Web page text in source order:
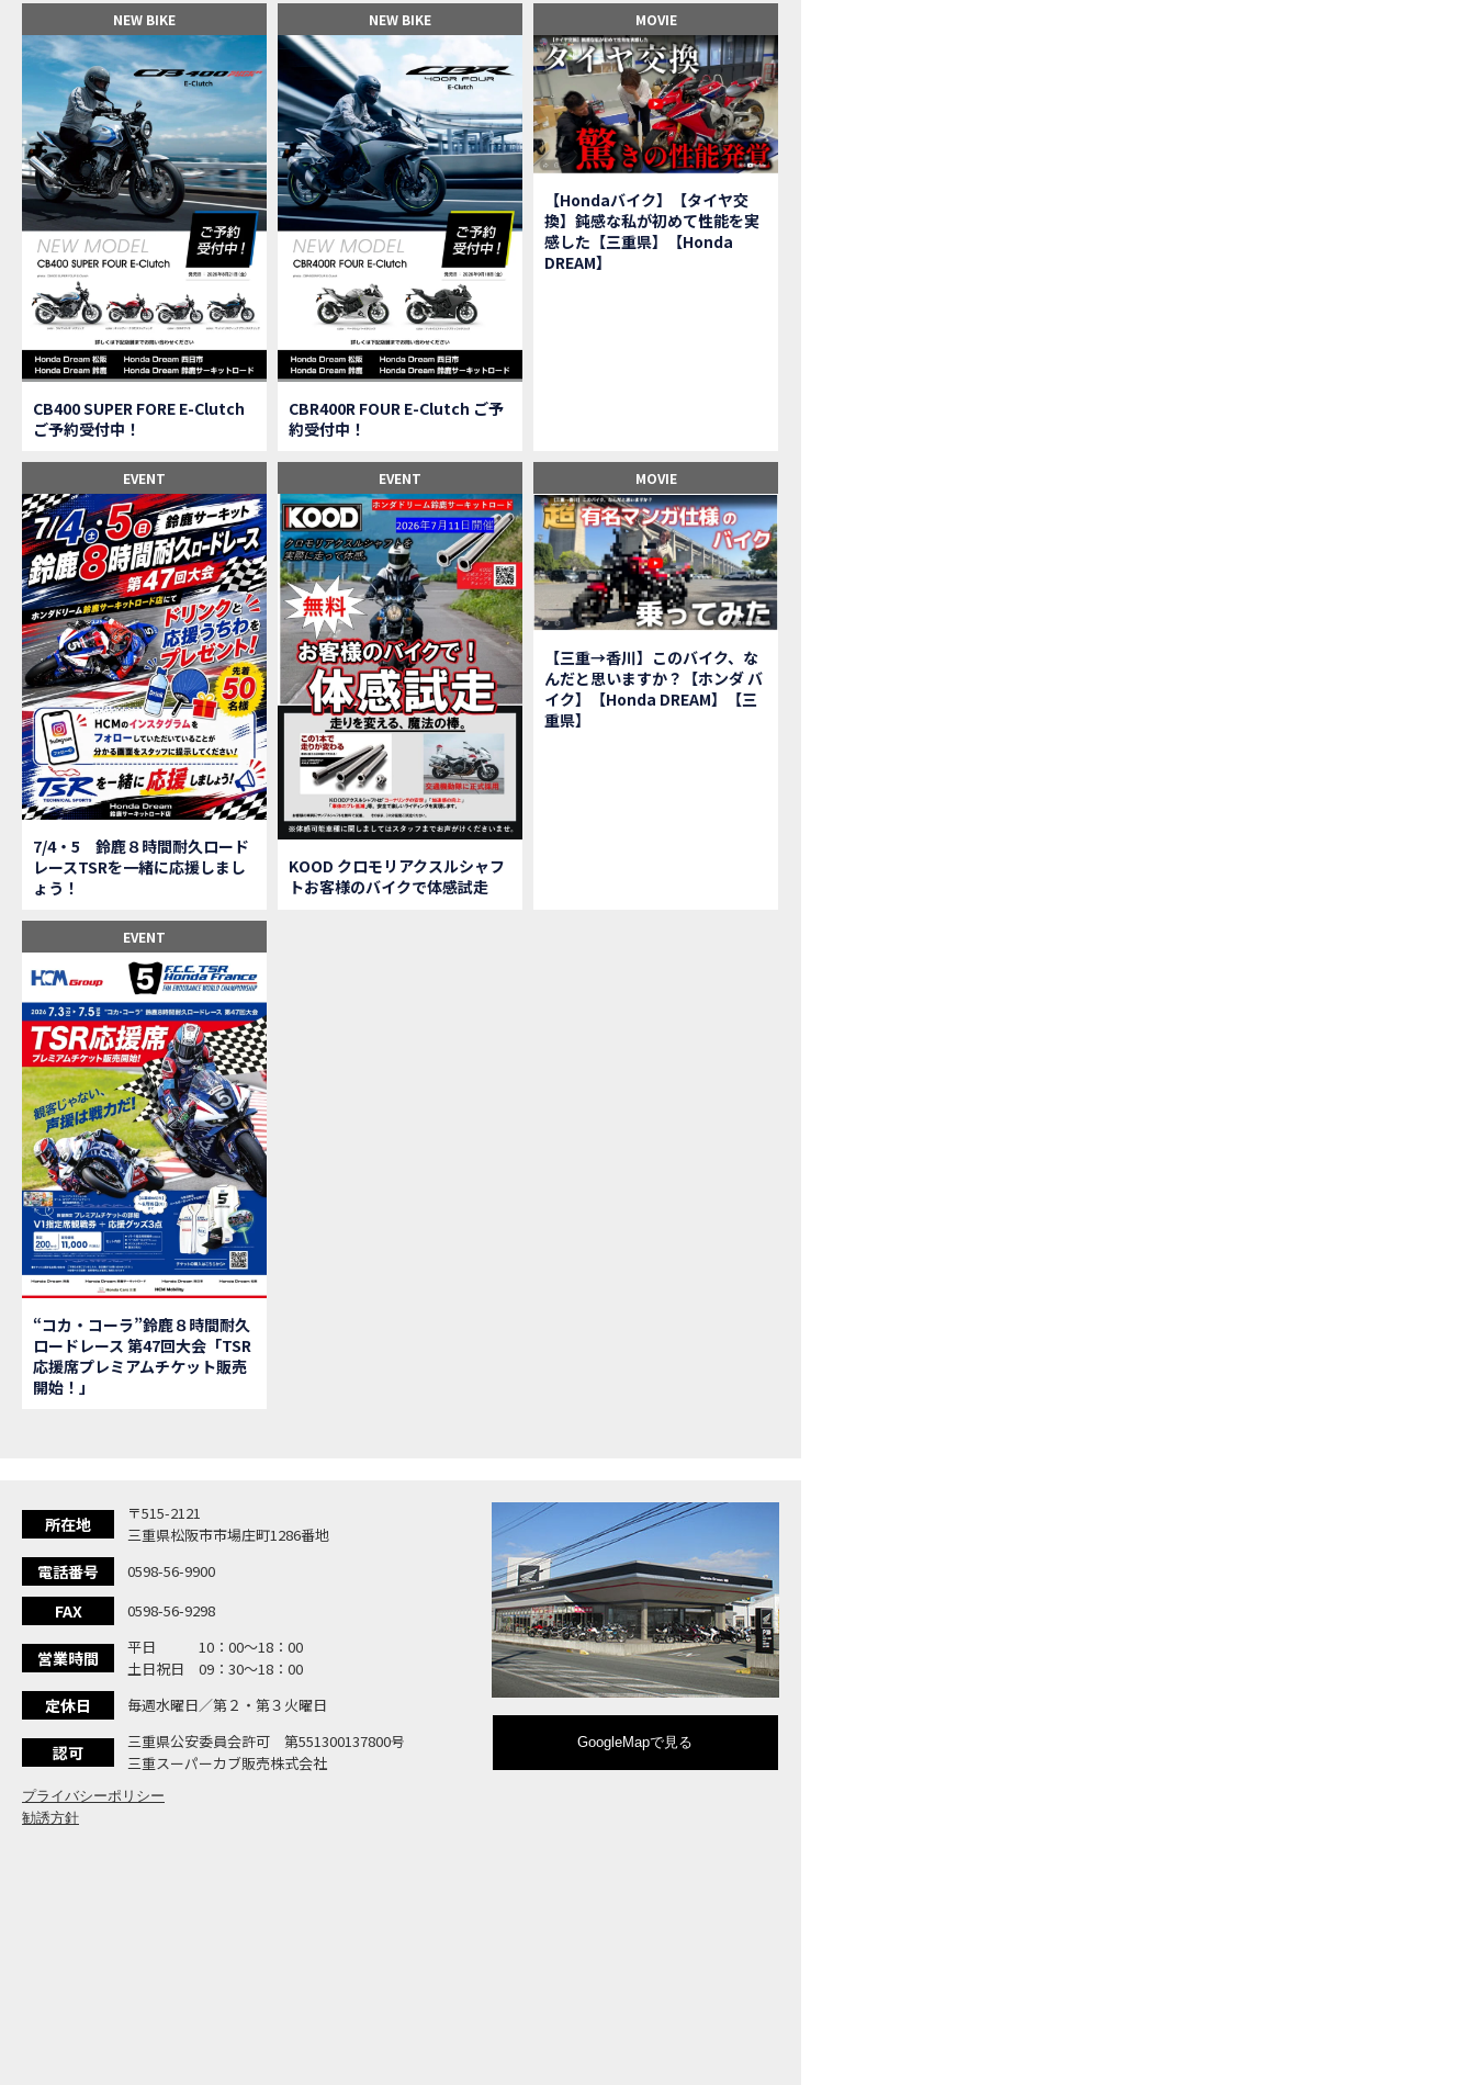
MOVIE 【カブでアクセル全開】女性ライダーで耐久レース参戦！レースだけじゃないサーキットの楽しみ方|Honda supercub
MOVIE 【新型X-ADV】最初のカスタムはこれ！ガラスコーティングもしちゃいました|Honda X-ADV
MOVIE 【納車】新型X-ADV初走行！3台乗り継いだ私の素直な感想｜DCT クルーズコントロール
三重県下 Honda Dream4店舗にて新春キャンペーンを開催
MOVIE 【速報】2025年モデルHonda X-ADV契約しました！新型のどこが凄いかチェックしてきた！
MOVIE 【女子ツーリング】秋の女子ツーリングin鳥羽・伊勢 【Honda Dream 松阪】
NEW BIKE スーパーカブFinal Edition/HELLP KITTY在庫車あります！
MOVIE 【CBR1000RR-R】スーパースポーツバイクで三重県の新スポットを巡る女子ツーリング|Honda CBR1000RRR Rebel1100 500 250
CAMPAIGN 三重県下 Honda Dreamにてレンタルバイクキャンペーン実施中💫
MOVIE 【アフリカツイン】憧れの大型バイクで1泊2日マスツーリング｜三重県〜静岡県｜Honda CL500 AfricaTwin
MOVIE 【女子ツーリング】穴場スポット満載！三重の美味しいもの・パワースポット！【Honda Dream 松阪】
MOVIE 【CBR600RR】憧れのSSバイクで女子ツーリング|三重県 松阪スタート！Honda Rebel250•500
MOVIE
MOVIE 【鈴鹿サーキット】ホンダモーターサイクリストスクールを体験してきました【バイク女子】
【祝】Honda CL500納車「かなえさんバイク売れました！」連絡があり行ってきました
MOVIE 【ホンダドリーム鈴鹿サーキットロード】オープン当日イベントレポ！
MOVIE 【鈴鹿サーキットに近い！】ホンダドリーム鈴鹿サーキットロードOPEN！ #茉ひる
MOVIE CL500売却！X-ADVオーナーの素直な理由。〇〇で納得の買取してもらいました|Honda X-ADV
MOVIE 【梅本まどかさんコラボ】CIVIC TYPE R♪スタッフオススメの鈴鹿ドライブへ！【後編】
MOVIE 憧れの大型バイク試乗！4輪走行は驚きの…【Honda GoldWing AfricaTwin】試乗会in鈴鹿ツインサーキット
MOVIE 【鈴鹿ツインサーキット】バイク＆クルマ夢のコラボイベント！「HCM２＆４サーキットフェス」レポ
MOVIE 全員初対面！バイク女子6人がツーリング行ったらwww
MOVIE バイク女子6人でツーリング行った結果ww！後編
MOVIE 温泉1泊。いつもソロの女性ライダー、大人のマスツーリングへついていった【三重〜長野•茶臼山高原経由】Honda CL500
MOVIE 【梅本まどかさんコラボ】CIVIC TYPE R♪ スタッフオススメの鈴鹿ドライブへ！【前編】
MOVIE ＨＣＭ２＆４サーキットフェス2023 紹介動画②
MOVIE ＨＣＭ２＆４サーキットフェス2023 紹介動画①
MOVIE モトベはつこさんコラボ動画
MOVIE Honda Dream 四日市のご紹介
MOVIE Honda Dream 鈴鹿のご紹介
MOVIE
Honda Dream 松阪のご紹介
「CB1000R」のヘッドライト等の外観デザインやカラーリングの変更など熟成を図り発売！
「NC750X」大型スポーツモデル NC750X をフルモデルチェンジし発売！
「CB1300 SUPER FOUR」「CB1300 SUPER BOL D’OR」ならびに「CB1300 SUPER FOUR SP」「CB1300 SUPER BOL D’OR SP」に先進の電子制御デバイスを採用し発売！
大型クルーザーモデル「Rebel 1100」を新発売!!
よりスポーティーなイメージを強化『CBR650R』を発表!
Neo Sports Caféシリーズのミドルクラスモデル『CB650R』を発表！
フルモデルチェンジした 新型「PCX」「PCX160」「PCX e:HEV」を発表!
国内販売を予定するグローバルモデルがHondaバイクWebサイトで公開されました！
「CRF250L」「CRF250 RALLY」をフルモデルチェンジし発表！
NEW BIKE
CB400 SUPER FORE E-Clutch
ご予約受付中！
NEW BIKE
CBR400R FOUR E-Clutch ご予
約受付中！
MOVIE
【Hondaバイク】【タイヤ交
換】鈍感な私が初めて性能を実
感した【三重県】【Honda
DREAM】
EVENT
7/4・5 鈴鹿８時間耐久ロード
レースTSRを一緒に応援しまし
ょう！
EVENT
KOOD クロモリアクスルシャフ
トお客様のバイクで体感試走
MOVIE
【三重→香川】このバイク、な
んだと思いますか？【ホンダ バ
イク】【Honda DREAM】【三
重県】
EVENT
“コカ・コーラ”鈴鹿８時間耐久
ロードレース 第47回大会「TSR
応援席プレミアムチケット販売
開始！」
所在地
〒515-2121
三重県松阪市市場庄町1286番地
電話番号 0598-56-9900
FAX 0598-56-9298
営業時間
平日 10：00〜18：00
土日祝日 09：30〜18：00
定休日 毎週水曜日／第２・第３火曜日
認可
三重県公安委員会許可 第551300137800号
三重スーパーカブ販売株式会社
プライバシーポリシー
勧誘方針
GoogleMapで見る